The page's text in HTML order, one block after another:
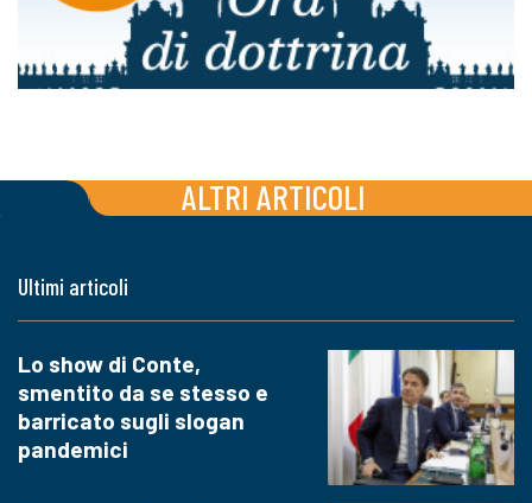
ALTRI ARTICOLI
Ultimi articoli
Lo show di Conte,
smentito da se stesso e
barricato sugli slogan
pandemici